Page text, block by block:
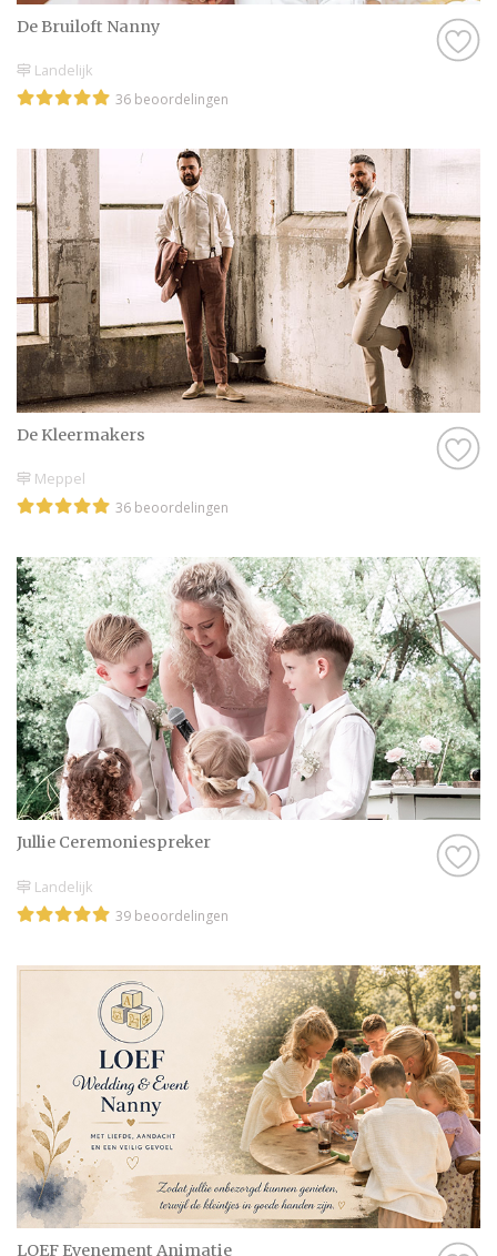
De Bruiloft Nanny
Landelijk
36 beoordelingen
De Kleermakers
Meppel
36 beoordelingen
Jullie Ceremoniespreker
Landelijk
39 beoordelingen
LOEF Evenement Animatie